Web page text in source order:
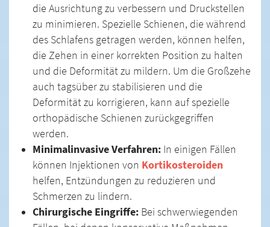
die Ausrichtung zu verbessern und Druckstellen
zu minimieren. Spezielle Schienen, die während
des Schlafens getragen werden, können helfen,
die Zehen in einer korrekten Position zu halten
und die Deformität zu mildern. Um die Großzehe
auch tagsüber zu stabilisieren und die
Deformität zu korrigieren, kann auf spezielle
orthopädische Schienen zurückgegriffen
werden.
Minimalinvasive Verfahren: In einigen Fällen
können Injektionen von Kortikosteroiden
helfen, Entzündungen zu reduzieren und
Schmerzen zu lindern.
Chirurgische Eingriffe: Bei schwerwiegenden